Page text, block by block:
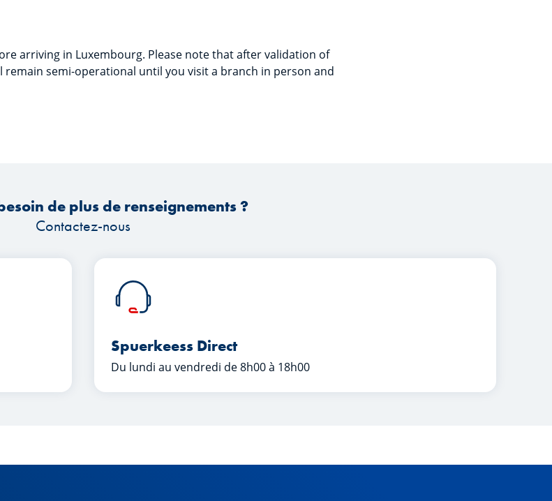
arriving in Luxembourg. Please note that after validation of
semi-operational until you visit a branch in person and
de plus de renseignements ?
Contactez-nous
Spuerkeess Direct
Du lundi au vendredi de 8h00 à 18h00